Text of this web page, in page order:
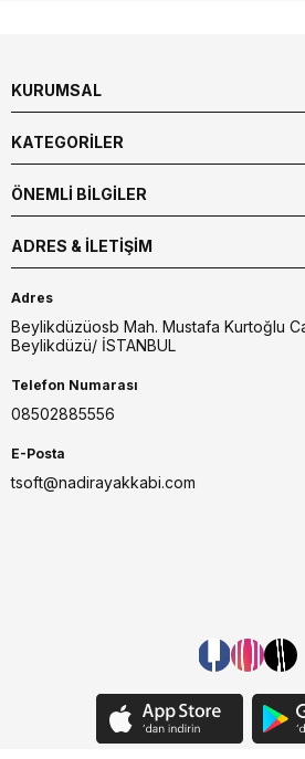
KURUMSAL
KATEGORİLER
ÖNEMLİ BİLGİLER
ADRES & İLETIŞIM
Adres
Beylikdüzüosb Mah. Mustafa Kurtoğlu
Beylikdüzü/ İSTANBUL
Telefon Numarası
08502885556
E-Posta
tsoft@nadirayakkabi.com